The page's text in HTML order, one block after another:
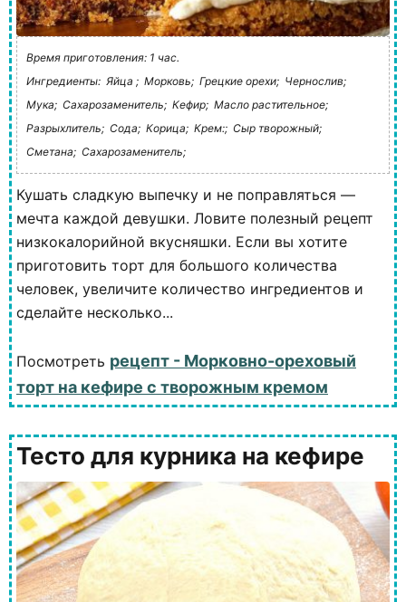
Время приготовления: 1 час.
Ингредиенты: Яйца ; Морковь; Грецкие орехи; Чернослив;
Мука; Сахарозаменитель; Кефир; Масло растительное;
Разрыхлитель; Сода; Корица; Крем:; Сыр творожный;
Сметана; Сахарозаменитель;
Кушать сладкую выпечку и не поправляться —
мечта каждой девушки. Ловите полезный рецепт
низкокалорийной вкусняшки. Если вы хотите
приготовить торт для большого количества
человек, увеличите количество ингредиентов и
сделайте несколько...
Посмотреть рецепт - Морковно-ореховый
торт на кефире с творожным кремом
Тесто для курника на кефире